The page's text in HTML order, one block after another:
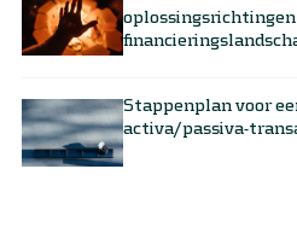
Stappenplan voor
activa/passiva-